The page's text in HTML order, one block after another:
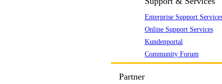
Enterprise Support
Online Support Services
Kundenportal
Community Forum
Partner